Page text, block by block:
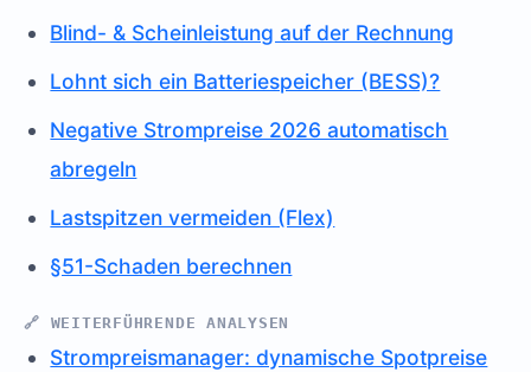
Blind- & Scheinleistung auf der Rechnung
Lohnt sich ein Batteriespeicher (BESS)?
Negative Strompreise 2026 automatisch
abregeln
Lastspitzen vermeiden (Flex)
§51-Schaden berechnen
🔗 WEITERFÜHRENDE ANALYSEN
Strompreismanager: dynamische Spotpreise